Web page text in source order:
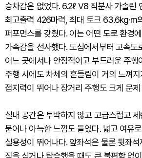
승차감은 없었다. 6.2ℓ V8 직분사 가솔린
최고출력 426마력, 최대 토크 63.6kg·m
퍼포먼스를 갖췄다. 이는 어떤 도로 환경
가속감을 선사했다. 도심에서부터 고속도
어느 곳에서나 안정적이고 부드러운 주행
주행 시에도 차체의 흔들림이 거의 느껴지
접지력이 뛰어나 장거리 주행도 크게 문제
실내 공간은 투박하지 않고 고급스럽고
묻어나 아늑한 느낌도 들었다. 넓고 여유
실용성이 뛰어나다. 앞좌석은 물론 뒷좌
짐을 싣거나 탑승했을 때도 큰 불편함 없